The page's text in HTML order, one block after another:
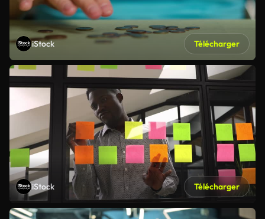
iStock Télécharger
iStock Télécharger